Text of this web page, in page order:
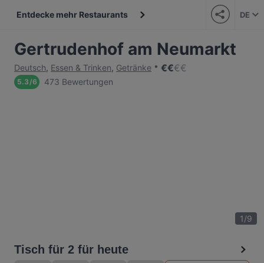
Entdecke mehr Restaurants DE
Gertrudenhof am Neumarkt
Deutsch, Essen & Trinken, Getränke €€€€
5.3/6 473 Bewertungen
1/9
Tisch für 2 für heute